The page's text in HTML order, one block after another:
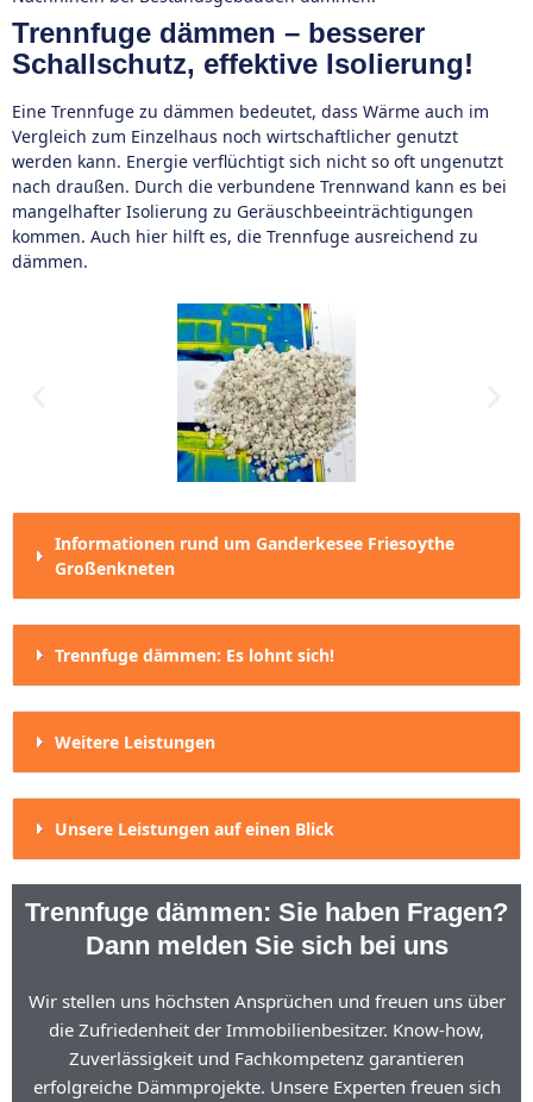
Trennfuge dämmen – besserer
Schallschutz, effektive Isolierung!
Eine Trennfuge zu dämmen bedeutet, dass Wärme auch im
Vergleich zum Einzelhaus noch wirtschaftlicher genutzt
werden kann. Energie verflüchtigt sich nicht so oft ungenutzt
nach draußen. Durch die verbundene Trennwand kann es bei
mangelhafter Isolierung zu Geräuschbeeinträchtigungen
kommen. Auch hier hilft es, die Trennfuge ausreichend zu
dämmen.
Informationen rund um Ganderkesee Friesoythe
Großenkneten
Trennfuge dämmen: Es lohnt sich!
Weitere Leistungen
Unsere Leistungen auf einen Blick
Trennfuge dämmen: Sie haben Fragen?
Dann melden Sie sich bei uns
Wir stellen uns höchsten Ansprüchen und freuen uns über
die Zufriedenheit der Immobilienbesitzer. Know-how,
Zuverlässigkeit und Fachkompetenz garantieren
erfolgreiche Dämmprojekte. Unsere Experten freuen sich